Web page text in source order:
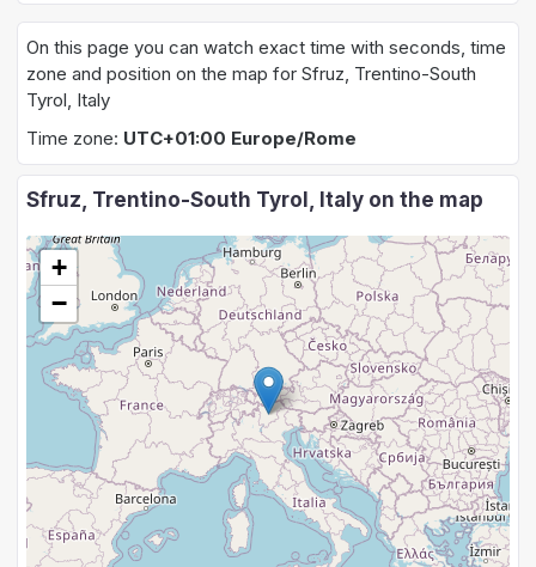
On this page you can watch exact time with seconds, time
zone and position on the map for Sfruz, Trentino-South
Tyrol, Italy
Time zone: UTC+01:00 Europe/Rome
Sfruz, Trentino-South Tyrol, Italy on the map
+
−